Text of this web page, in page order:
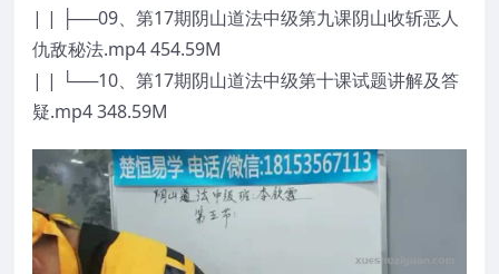
| | ├──09、第17期阴山道法中级第九课阴山收斩恶人
仇敌秘法.mp4 454.59M
| | └──10、第17期阴山道法中级第十课试题讲解及答
疑.mp4 348.59M